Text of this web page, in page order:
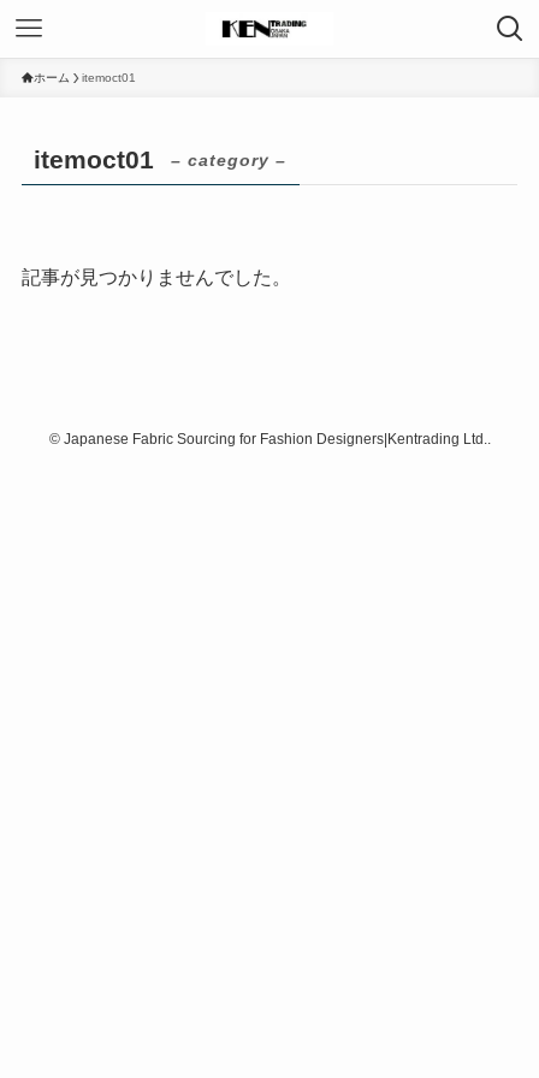
ホーム itemoct01
itemoct01 – category –
記事が見つかりませんでした。
©Japanese Fabric Sourcing for Fashion Designers|Kentrading Ltd..